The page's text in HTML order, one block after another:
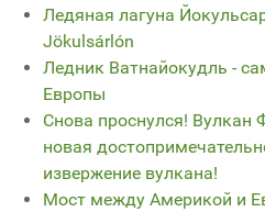
Ледяная лагуна
Jökulsárlón
Ледник Ватнайокудль -
Европы
Снова проснулся! Вулкан
новая
извержение вулкана!
Мост между Америкой и